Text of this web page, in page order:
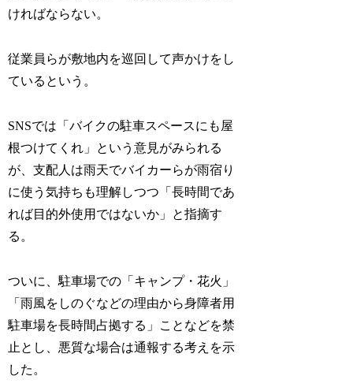
ければならない。
従業員らが敷地内を巡回して声かけをし
ているという。
SNSでは「バイクの駐車スペースにも屋
根つけてくれ」という意見がみられる
が、支配人は雨天でバイカーらが雨宿り
に使う気持ちも理解しつつ「長時間であ
れば目的外使用ではないか」と指摘す
る。
ついに、駐車場での「キャンプ・花火」
「雨風をしのぐなどの理由から身障者用
駐車場を長時間占拠する」ことなどを禁
止とし、悪質な場合は通報する考えを示
した。